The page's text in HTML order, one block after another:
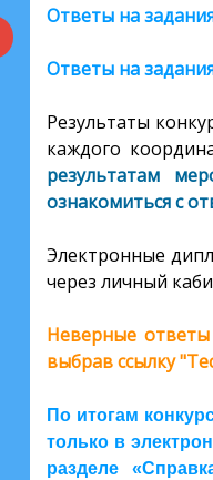
Ответы на
Ответы на
Результаты
каждого
результатам
ознакомиться с
Электронные
через личный
Неверные ответы
выбрав ссылку
По итогам
только в
разделе